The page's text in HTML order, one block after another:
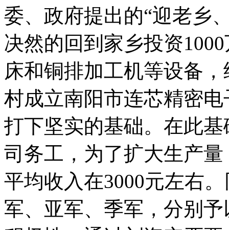
委、政府提出的“迎老乡
决然的回到家乡投资
床和铜排加工机等设备
村成立南阳市连芯精密
打下坚实的基础。在此
司务工，为了扩大生产
平均收入在3000元左右
军、亚军、季军，分别